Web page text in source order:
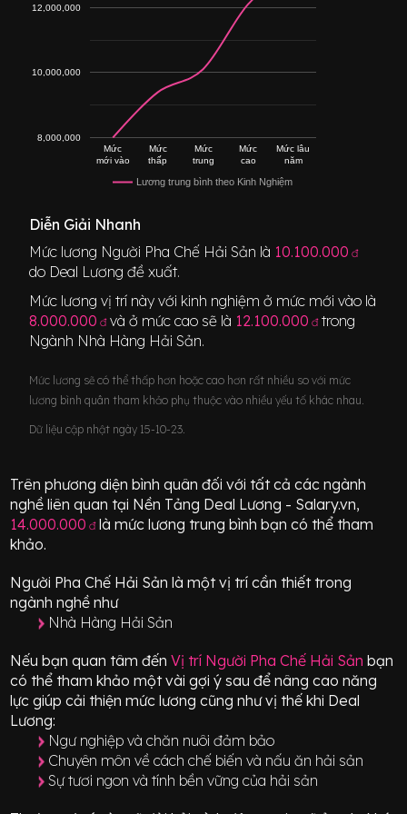
Lương trung bình theo Kinh Nghiệm
Mức
mới vào
Mức
thấp
Mức
trung
Mức
cao
Mức lâu
năm
8,000,000
10,000,000
12,000,000
Diễn Giải Nhanh
Mức lương Người Pha Chế Hải Sản là 10.100.000 đ
do Deal Lương đề xuất.
Mức lương vị trí này với kinh nghiệm ở mức mới vào là
8.000.000 đ và ở mức cao sẽ là 12.100.000 đ trong
Ngành Nhà Hàng Hải Sản.
Mức lương sẽ có thể thấp hơn hoặc cao hơn rất nhiều so với mức
lương bình quân tham khảo phụ thuộc vào nhiều yếu tố khác nhau.
Dữ liệu cập nhật ngày 15-10-23.
Trên phương diện bình quân đối với tất cả các ngành
nghề liên quan tại Nền Tảng Deal Lương - Salary.vn,
14.000.000 đlà mức lương trung bình bạn có thể tham
khảo.
Người Pha Chế Hải Sản là một vị trícần thiết trong
ngành nghề như
Nhà Hàng Hải Sản
Nếu bạn quan tâm đến Vị trí Người Pha Chế Hải Sản bạn
có thể tham khảo một vài gợi ý sau để nâng cao năng
lực giúp cải thiện mức lương cũng như vị thế khi Deal
Lương:
Ngư nghiệp và chăn nuôi đảm bảo
Chuyên môn về cách chế biến và nấu ăn hải sản
Sự tươi ngon và tính bền vững của hải sản